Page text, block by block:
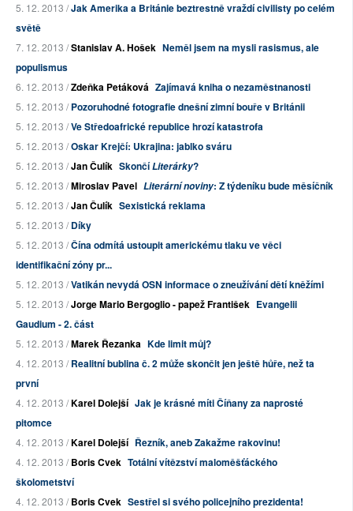
5. 12. 2013 /Jak Amerika a Británie beztrestně vraždí civilisty po celém
světě
7. 12. 2013 /Stanislav A. Hošek Neměl jsem na mysli rasismus, ale
populismus
6. 12. 2013 /Zdeňka Petáková Zajímavá kniha o nezaměstnanosti
5. 12. 2013 /Pozoruhodné fotografie dnešní zimní bouře v Británii
5. 12. 2013 /Ve Středoafrické republice hrozí katastrofa
5. 12. 2013 /Oskar Krejčí: Ukrajina: jablko sváru
5. 12. 2013 /Jan Čulík SkončíLiterárky?
5. 12. 2013 /Miroslav Pavel Literární noviny: Z týdeníku bude měsíčník
5. 12. 2013 /Jan Čulík Sexistická reklama
5. 12. 2013 /Díky
5. 12. 2013 /Čína odmítá ustoupit americkému tlaku ve věci
identifikační zóny pr...
5. 12. 2013 /Vatikán nevydá OSN informace o zneužívání dětí kněžími
5. 12. 2013 /Jorge Mario Bergoglio - papež František Evangelii
Gaudium - 2. část
5. 12. 2013 /Marek Řezanka Kde limit můj?
4. 12. 2013 /Realitní bublina č. 2 může skončit jen ještě hůře, než ta
první
4. 12. 2013 /Karel Dolejší Jak je krásné míti Číňany za naprosté
pitomce
4. 12. 2013 /Karel Dolejší Řezník, aneb Zakažme rakovinu!
4. 12. 2013 /Boris Cvek Totální vítězství maloměšťáckého
školometství
4. 12. 2013 /Boris Cvek Sestřel si svého policejního prezidenta!